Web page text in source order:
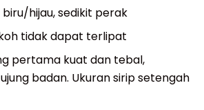
hijau, sedikit perak
tidak dapat terlipat
pertama kuat dan tebal,
badan. Ukuran sirip setengah